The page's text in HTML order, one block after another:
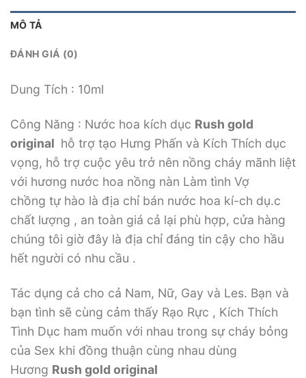
MÔ TẢ
ĐÁNH GIÁ (0)
Dung Tích : 10ml
Công Năng : Nước hoa kích dục Rush gold
original hỗ trợ tạo Hưng Phấn và Kích Thích dục
vọng, hỗ trợ cuộc yêu trở nên nồng cháy mãnh liệt
với hương nước hoa nồng nàn Làm tình Vợ
chồng tự hào là địa chỉ bán nước hoa kí-ch dụ.c
chất lượng , an toàn giá cả lại phù hợp, cửa hàng
chúng tôi giờ đây là địa chỉ đáng tin cậy cho hầu
hết người có nhu cầu .
Tác dụng cả cho cả Nam, Nữ, Gay và Les. Bạn và
bạn tình sẽ cùng cảm thấy Rạo Rực , Kích Thích
Tình Dục ham muốn với nhau trong sự cháy bỏng
của Sex khi đồng thuận cùng nhau dùng
Hương Rush gold original